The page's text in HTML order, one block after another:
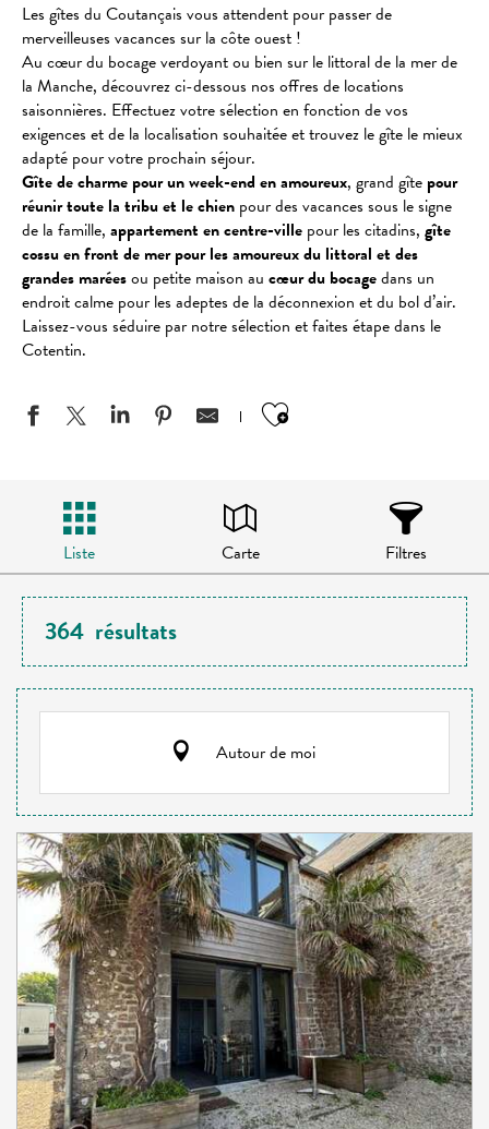
Les gîtes du Coutançais vous attendent pour passer de
merveilleuses vacances sur la côte ouest !
Au cœur du bocage verdoyant ou bien sur le littoral de la mer de
la Manche, découvrez ci-dessous nos offres de locations
saisonnières. Effectuez votre sélection en fonction de vos
exigences et de la localisation souhaitée et trouvez le gîte le mieux
adapté pour votre prochain séjour.
Gîte de charme pour un week-end en amoureux, grand gîte pour
réunir toute la tribu et le chien pour des vacances sous le signe
de la famille, appartement en centre-ville pour les citadins, gîte
cossu en front de mer pour les amoureux du littoral et des
grandes maréesou petite maison au cœur du bocagedans un
endroit calme pour les adeptes de la déconnexion et du bol d’air.
Laissez-vous séduire par notre sélection et faites étape dans le
Cotentin.
Ajouter aux
Liste Carte Filtres
364 résultats
Autour de moi